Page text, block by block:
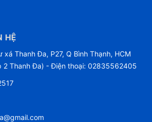
HỆ
xá Thanh Đa, P27, Q Bình Thạnh, HCM
2 Thanh Đa) - Điện thoại: 02835562405